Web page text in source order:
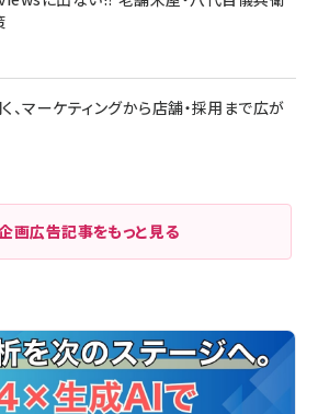
、マーケティングから店舗・採用まで広が
画広告記事をもっと見る